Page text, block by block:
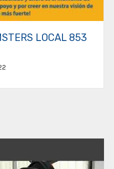
LOCAL 853